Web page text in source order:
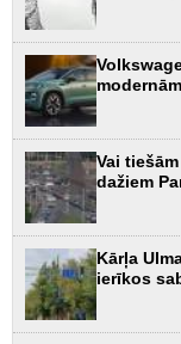
Vai
dažiem
Kārļa
ierīkos